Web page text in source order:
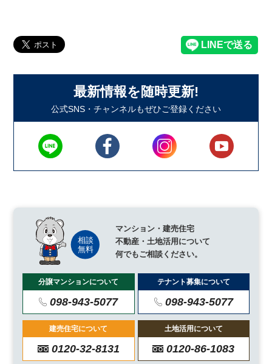
最新情報を随時更新!
公式SNS・チャンネルもぜひご登録ください
マンション・建売住宅
不動産・土地活用について
何でもご相談ください。
分譲マンションについて
098-943-5077
テナント募集について
098-943-5077
建売住宅について
0120-32-8131
土地活用について
0120-86-1083